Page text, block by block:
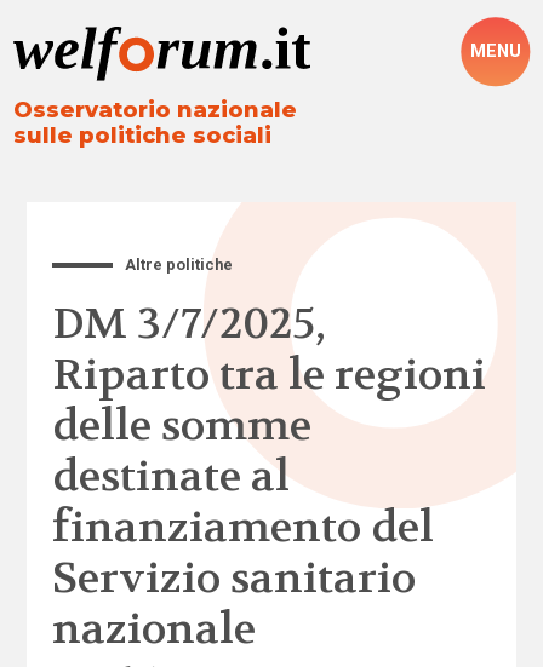
Osservatorio nazionale
sulle politiche sociali
MENU
Altre politiche
DM 3/7/2025,
Riparto tra le regioni
delle somme
destinate al
finanziamento del
Servizio sanitario
nazionale